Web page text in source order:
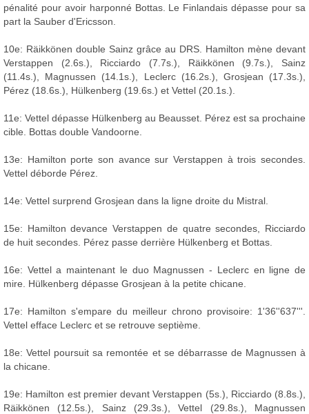
pénalité pour avoir harponné Bottas. Le Finlandais dépasse pour sa
part la Sauber d'Ericsson.
10e: Räikkönen double Sainz grâce au DRS. Hamilton mène devant
Verstappen (2.6s.), Ricciardo (7.7s.), Räikkönen (9.7s.), Sainz
(11.4s.), Magnussen (14.1s.), Leclerc (16.2s.), Grosjean (17.3s.),
Pérez (18.6s.), Hülkenberg (19.6s.) et Vettel (20.1s.).
11e: Vettel dépasse Hülkenberg au Beausset. Pérez est sa prochaine
cible. Bottas double Vandoorne.
13e: Hamilton porte son avance sur Verstappen à trois secondes.
Vettel déborde Pérez.
14e: Vettel surprend Grosjean dans la ligne droite du Mistral.
15e: Hamilton devance Verstappen de quatre secondes, Ricciardo
de huit secondes. Pérez passe derrière Hülkenberg et Bottas.
16e: Vettel a maintenant le duo Magnussen - Leclerc en ligne de
mire. Hülkenberg dépasse Grosjean à la petite chicane.
17e: Hamilton s'empare du meilleur chrono provisoire: 1'36''637'''.
Vettel efface Leclerc et se retrouve septième.
18e: Vettel poursuit sa remontée et se débarrasse de Magnussen à
la chicane.
19e: Hamilton est premier devant Verstappen (5s.), Ricciardo (8.8s.),
Räikkönen (12.5s.), Sainz (29.3s.), Vettel (29.8s.), Magnussen